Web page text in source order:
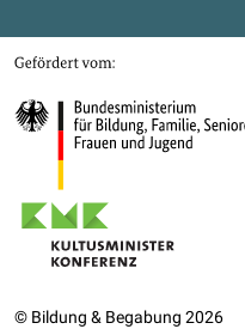
Gefördert von
Bundesministerium für
Kultusministerkonferenz
© Bildung & Begabung 2026